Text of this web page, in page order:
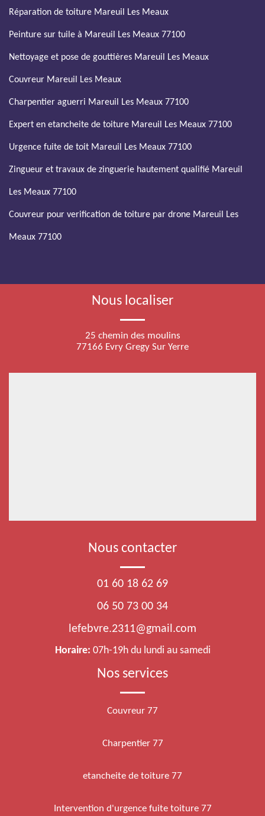
Réparation de toiture Mareuil Les Meaux
Peinture sur tuile à Mareuil Les Meaux 77100
Nettoyage et pose de gouttières Mareuil Les Meaux
Couvreur Mareuil Les Meaux
Charpentier aguerri Mareuil Les Meaux 77100
Expert en etancheite de toiture Mareuil Les Meaux 77100
Urgence fuite de toit Mareuil Les Meaux 77100
Zingueur et travaux de zinguerie hautement qualifié Mareuil
Les Meaux 77100
Couvreur pour verification de toiture par drone Mareuil Les
Meaux 77100
Nous localiser
25 chemin des moulins
77166 Evry Gregy Sur Yerre
Nous contacter
01 60 18 62 69
06 50 73 00 34
lefebvre.2311@gmail.com
Horaire: 07h-19h du lundi au samedi
Nos services
Couvreur 77
Charpentier 77
etancheite de toiture 77
Intervention d'urgence fuite toiture 77